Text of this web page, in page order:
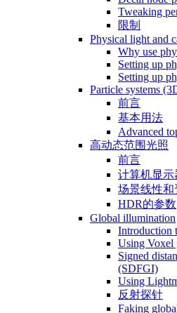
Tweaking
限制
Physical light and
Why use
Setting up
Setting up
Particle systems
前言
基本用法
Advanced
高动态范围光照
前言
计算机显示
场景线性和
HDR的参数
Global illumination
Introduction
Using Voxel
Signed
(SDFGI)
Using
反射探针
Faking